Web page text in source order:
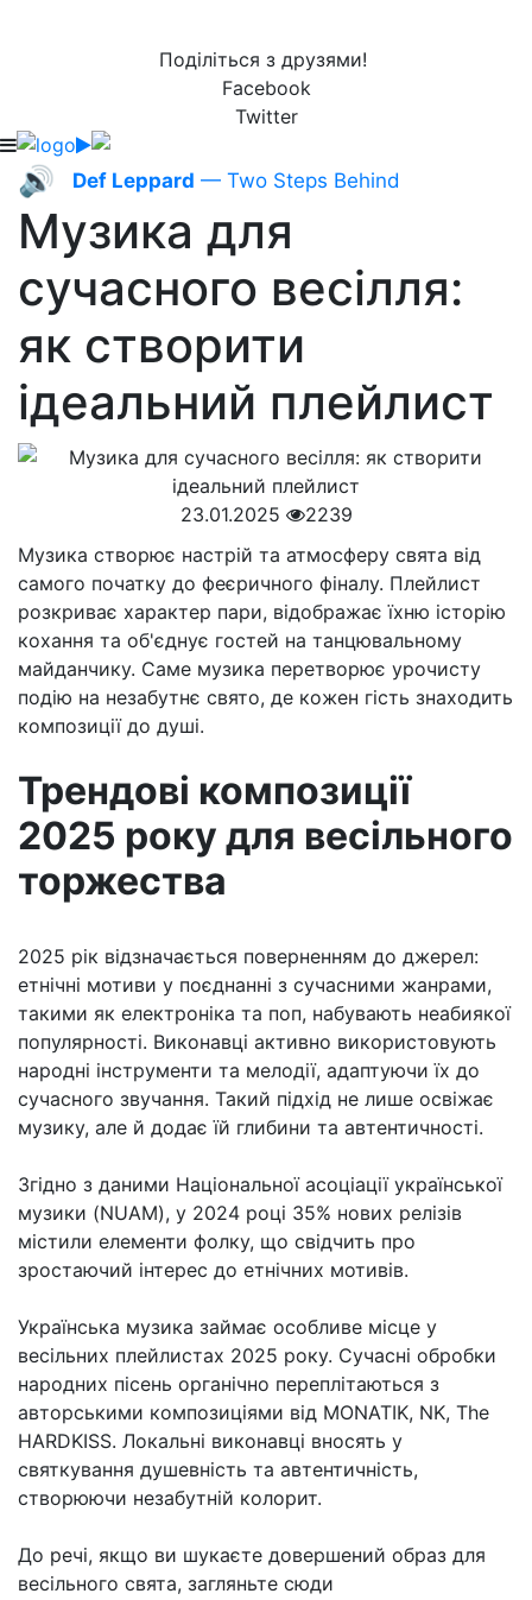
Поділіться з друзями!
Facebook
Twitter
🔊 Def Leppard — Two Steps Behind
Музика для
сучасного весілля:
як створити
ідеальний плейлист
23.01.2025
2239
Музика створює настрій та атмосферу свята від
самого початку до феєричного фіналу. Плейлист
розкриває характер пари, відображає їхню історію
кохання та об'єднує гостей на танцювальному
майданчику. Саме музика перетворює урочисту
подію на незабутнє свято, де кожен гість знаходить
композиції до душі.
Трендові композиції
2025 року для весільного
торжества
2025 рік відзначається поверненням до джерел:
етнічні мотиви у поєднанні з сучасними жанрами,
такими як електроніка та поп, набувають неабиякої
популярності. Виконавці активно використовують
народні інструменти та мелодії, адаптуючи їх до
сучасного звучання. Такий підхід не лише освіжає
музику, але й додає їй глибини та автентичності.
Згідно з даними Національної асоціації української
музики (NUAM), у 2024 році 35% нових релізів
містили елементи фолку, що свідчить про
зростаючий інтерес до етнічних мотивів.
Українська музика займає особливе місце у
весільних плейлистах 2025 року. Сучасні обробки
народних пісень органічно переплітаються з
авторськими композиціями від MONATIK, NK, The
HARDKISS. Локальні виконавці вносять у
святкування душевність та автентичність,
створюючи незабутній колорит.
До речі, якщо ви шукаєте довершений образ для
весільного свята, загляньте сюди